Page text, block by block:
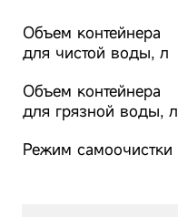
Объем контейнера
для чистой воды, л
Объем контейнера
для грязной воды, л
Режим самоочистки